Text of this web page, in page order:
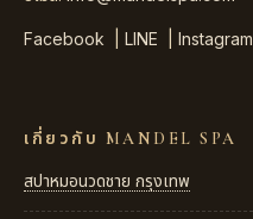
Facebook LINE Instagram
เกี่ยวกับ MANDEL SPA
สปาหมอนวดชาย กรุงเทพ